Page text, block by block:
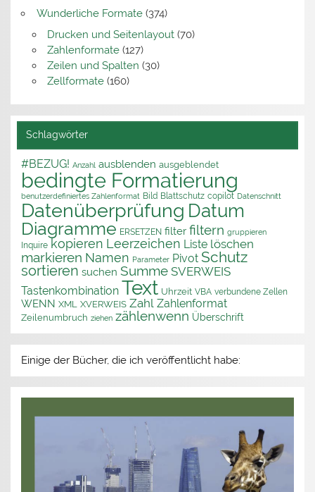
Wunderliche Formate(374)
Drucken und Seitenlayout(70)
Zahlenformate(127)
Zeilen und Spalten (30)
Zellformate(160)
Schlagwörter
#BEZUG! Anzahl ausblenden ausgeblendet
bedingte Formatierung
benutzerdefiniertes Zahlenformat Bild Blattschutz copilot Datenschnitt
Datenüberprüfung Datum
Diagramme ERSETZEN filter filtern gruppieren
Inquire kopieren Leerzeichen Liste löschen
markieren Namen Parameter Pivot Schutz
sortieren suchen Summe SVERWEIS
Tastenkombination Text Uhrzeit VBA verbundene Zellen
WENN XML XVERWEIS Zahl Zahlenformat
Zeilenumbruch ziehen zählenwenn Überschrift
Einige der Bücher, die ich veröffentlicht habe: